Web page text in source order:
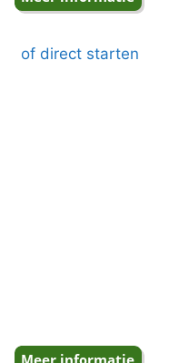
of direct starten